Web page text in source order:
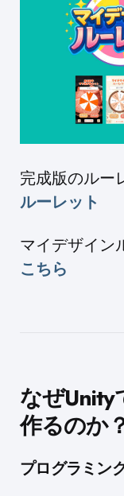
完成版のルー
ルーレット
マイデザイン
こちら
なぜUnity
作るのか
プログラミン